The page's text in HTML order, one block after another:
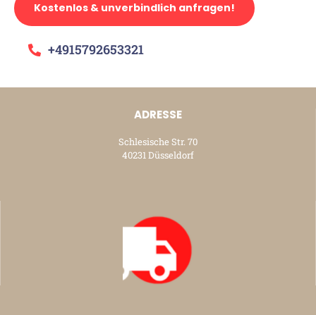
Kostenlos & unverbindlich anfragen!
+4915792653321
ADRESSE
Schlesische Str. 70
40231 Düsseldorf